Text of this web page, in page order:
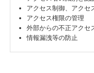
アクセス制御、アクセ
アクセス権限の管理
外部からの不正アクセ
情報漏洩等の防止